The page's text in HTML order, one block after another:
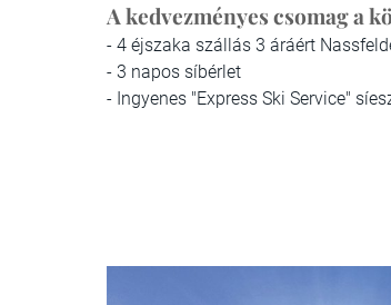
A kedvezményes csomag a
- 4 éjszaka szállás 3 áráért
- 3 napos síbérlet
- Ingyenes "Express Ski Service"